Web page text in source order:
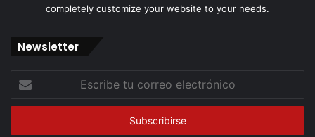
completely customize your website to your needs.
Newsletter
correo